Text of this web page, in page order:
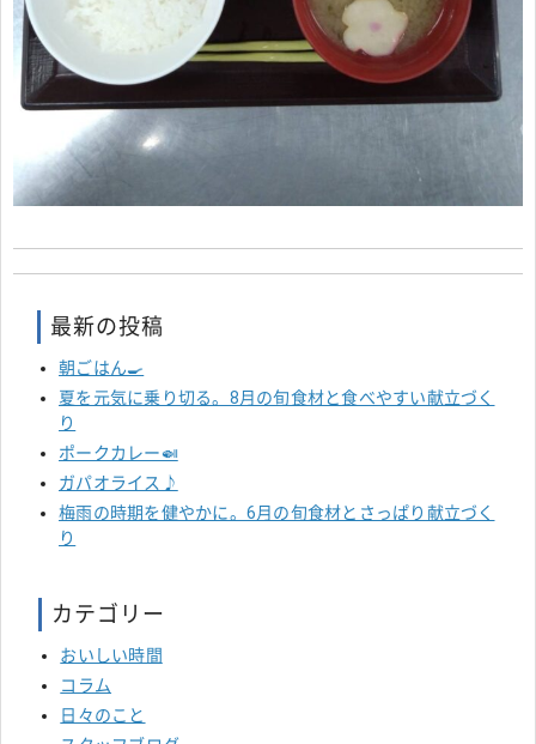
最新の投稿
朝ごはん🍳
夏を元気に乗り切る。8月の旬食材と食べやすい献立づく
り
ポークカレー🍛
ガパオライス♪
梅雨の時期を健やかに。6月の旬食材とさっぱり献立づく
り
カテゴリー
おいしい時間
コラム
日々のこと